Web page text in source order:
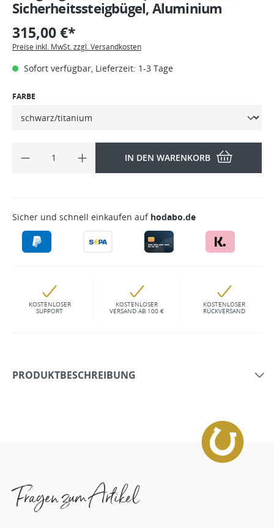
Sicherheitssteigbügel, Aluminium
315,00 €*
Preise inkl. MwSt. zzgl. Versandkosten
Sofort verfügbar, Lieferzeit: 1-3 Tage
FARBE
IN DEN WARENKORB
Sicher und schnell einkaufen auf hodabo.de
KOSTENLOSER
SUPPORT
KOSTENLOSER
VERSAND AB 100 €
KOSTENLOSER
RÜCKVERSAND
PRODUKTBESCHREIBUNG
Fragen zum Artikel